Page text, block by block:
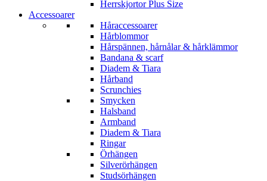
Herrskjortor Plus Size
Accessoarer
Håraccessoarer
Hårblommor
Hårspännen, hårnålar & hårklämmor
Bandana & scarf
Diadem & Tiara
Hårband
Scrunchies
Smycken
Halsband
Armband
Diadem & Tiara
Ringar
Örhängen
Silverörhängen
Studsörhängen